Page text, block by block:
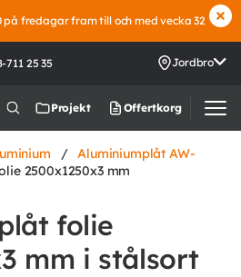
på fredagar fram till och med vecka 32
711 25 35 Jordbro
Projekt Offertkorg
/
Aluminiumplåt AW-
2500x1250x3 mm
folie
mm i stålsort